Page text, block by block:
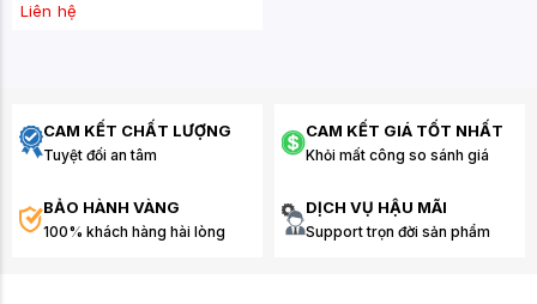
Liên hệ
CAM KẾT CHẤT LƯỢNG
Tuyệt đối an tâm
CAM KẾT GIÁ TỐT NHẤT
Khỏi mất công so sánh giá
BẢO HÀNH VÀNG
100% khách hàng hài lòng
DỊCH VỤ HẬU MÃI
Support trọn đời sản phẩm